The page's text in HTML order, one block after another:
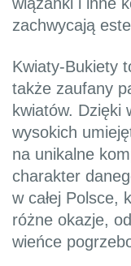
wiązanki i inne
zachwycają
Kwiaty-Bukiety
także zaufany
kwiatów. Dzięki
wysokich
na unikalne
charakter
w całej Polsce,
różne okazje,
wieńce